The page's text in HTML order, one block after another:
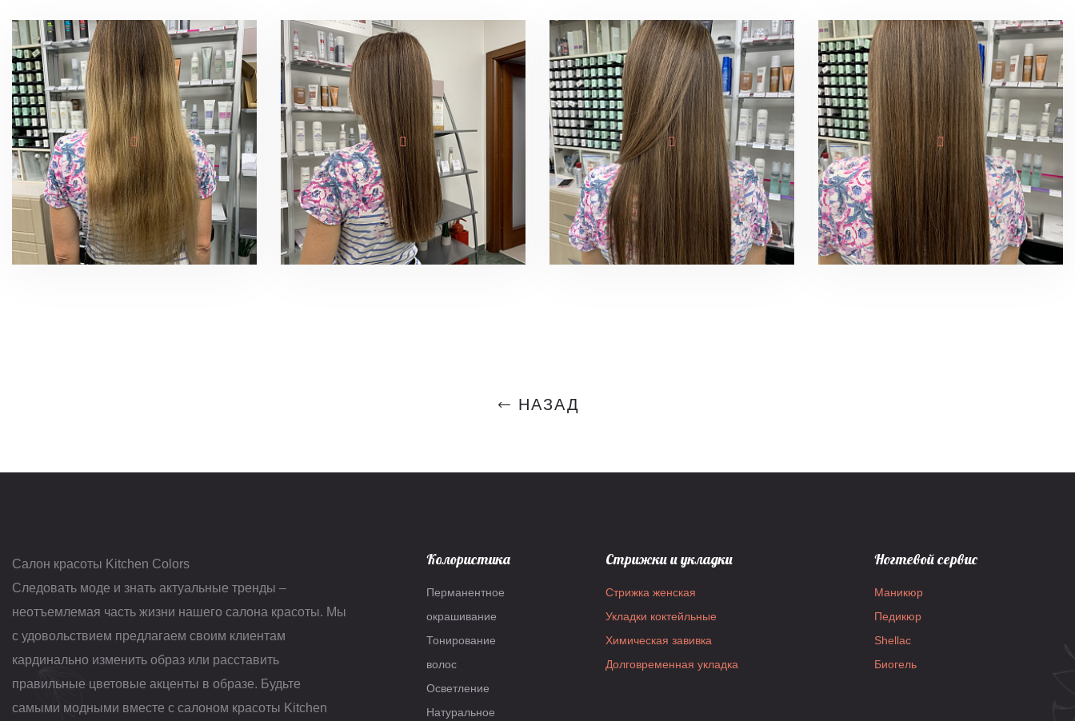
НАЗАД
Салон красоты Kitchen Colors
Следовать моде и знать актуальные тренды –
неотъемлемая часть жизни нашего салона красоты. Мы
с удовольствием предлагаем своим клиентам
кардинально изменить образ или расставить
правильные цветовые акценты в образе. Будьте
самыми модными вместе с салоном красоты Kitchen
Колористика
Перманентное
окрашивание
Тонирование
волос
Осветление
Натуральное
Стрижки и укладки
Стрижка женская
Укладки коктейльные
Химическая завивка
Долговременная укладка
Ногтевой сервис
Маникюр
Педикюр
Shellac
Биогель